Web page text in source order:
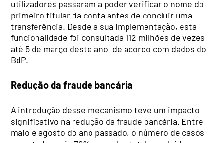
utilizadores passaram a poder verificar o nome do
primeiro titular da conta antes de concluir uma
transferência. Desde a sua implementação, esta
funcionalidade foi consultada 112 milhões de vezes
até 5 de março deste ano, de acordo com dados do
BdP.
Redução da fraude bancária
A introdução desse mecanismo teve um impacto
significativo na redução da fraude bancária. Entre
maio e agosto do ano passado, o número de casos